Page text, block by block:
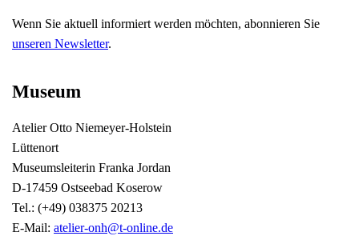
Wenn Sie aktuell informiert werden möchten, abonnieren Sie
unseren Newsletter.
Museum
Atelier Otto Niemeyer-Holstein
Lüttenort
Museumsleiterin Franka Jordan
D-17459 Ostseebad Koserow
Tel.: (+49) 038375 20213
E-Mail: atelier-onh@t-online.de